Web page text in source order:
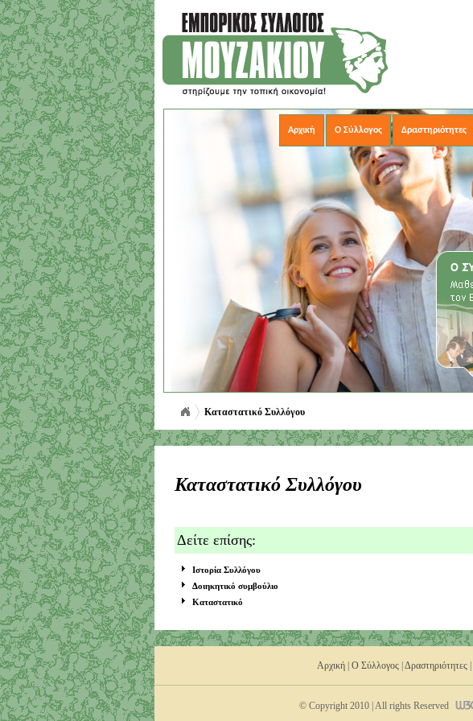
Αρχική Ο Σύλλογος Δραστηριότητες
Καταστατικό Συλλόγου
Καταστατικό Συλλόγου
Δείτε επίσης:
Ιστορία Συλλόγου
Δοιηκητικό συμβούλιο
Καταστατικό
Αρχική| Ο Σύλλογος| Δραστηριότητες|
© Copyright 2010 | All rights Reserved